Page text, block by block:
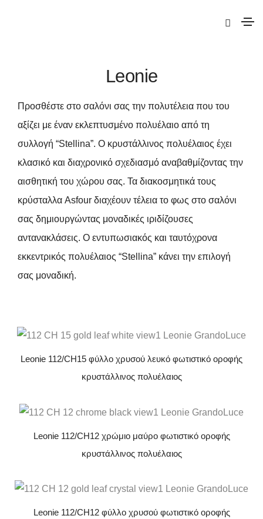
Leonie
Προσθέστε στο σαλόνι σας την πολυτέλεια που του
αξίζει με έναν εκλεπτυσμένο πολυέλαιο από τη
συλλογή “Stellina”. Ο κρυστάλλινος πολυέλαιος έχει
κλασικό και διαχρονικό σχεδιασμό αναβαθμίζοντας την
αισθητική του χώρου σας. Τα διακοσμητικά τους
κρύσταλλα Asfour διαχέουν τέλεια το φως στο σαλόνι
σας δημιουργώντας μοναδικές ιριδίζουσες
αντανακλάσεις. Ο εντυπωσιακός και ταυτόχρονα
εκκεντρικός πολυέλαιος “Stellina” κάνει την επιλογή
σας μοναδική.
Leonie 112/CH15 φύλλο χρυσού λευκό φωτιστικό οροφής
κρυστάλλινος πολυέλαιος
Leonie 112/CH12 χρώμιο μαύρο φωτιστικό οροφής
κρυστάλλινος πολυέλαιος
Leonie 112/CH12 φύλλο χρυσού φωτιστικό οροφής